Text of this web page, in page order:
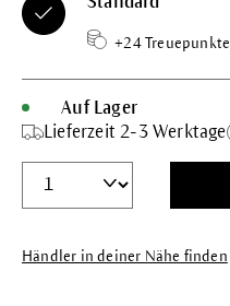
+24 Treuepunkte
Auf Lager
Lieferzeit 2-3 Werktage
Händler in deiner Nähe finden